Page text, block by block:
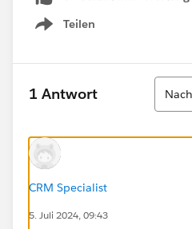
Teilen
Show menu
1 Antwort
CRM Specialist
5. Juli 2024, 09:43